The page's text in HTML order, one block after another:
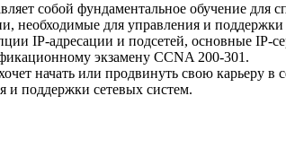
собой фундаментальное обучение для
необходимые для управления и
IP-адресации и подсетей, основные IP-
экзамену CCNA 200-301.
начать или продвинуть свою карьеру в
и поддержки сетевых систем.